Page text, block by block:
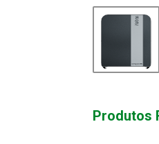
Produtos